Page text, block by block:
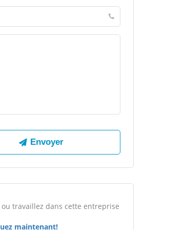
ou travaillez dans cette entreprise
maintenant!